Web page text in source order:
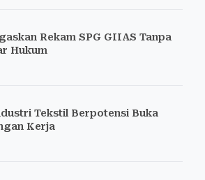
Rekam SPG GIIAS Tanpa
Hukum
Tekstil Berpotensi Buka
Kerja